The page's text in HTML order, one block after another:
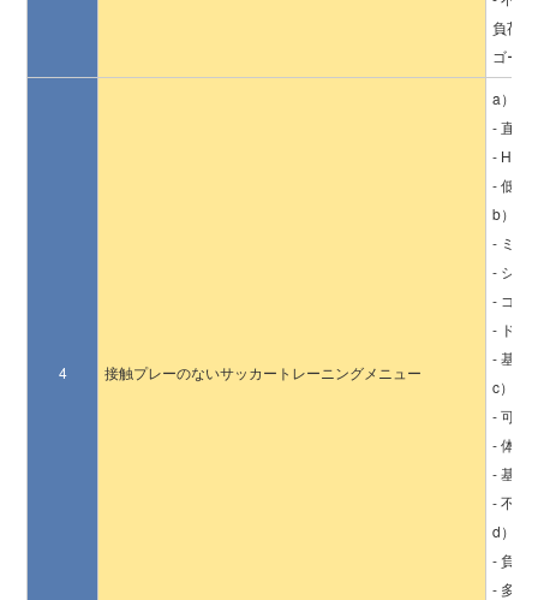
負荷
ゴー
4 接触プレーのないサッカートレーニングメニュー
a）ピ
- 直線
-
- 低強
b）テ
- ミニ
- ショ
- ゴー
- ドリ
- 基本
c）ボ
- 可動
- 体幹
- 基本
- 不安
d）強
- 負荷
- 多関